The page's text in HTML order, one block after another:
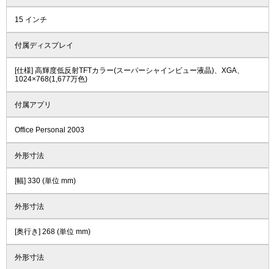
15 インチ
付属ディスプレイ
[仕様] 高輝度低反射TFTカラー(スーパーシャインビュー液晶)、XGA、
1024×768(1,677万色)
付属アプリ
Office Personal 2003
外形寸法
[幅] 330 (単位 mm)
外形寸法
[奥行き] 268 (単位 mm)
外形寸法